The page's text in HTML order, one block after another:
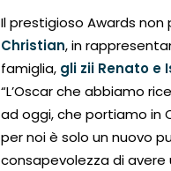
Il prestigioso Awards
Christian, in
famiglia, gli zii Renato e
“L’Oscar che abbiamo
ad oggi, che portiamo in
per noi è solo un nuovo
consapevolezza di